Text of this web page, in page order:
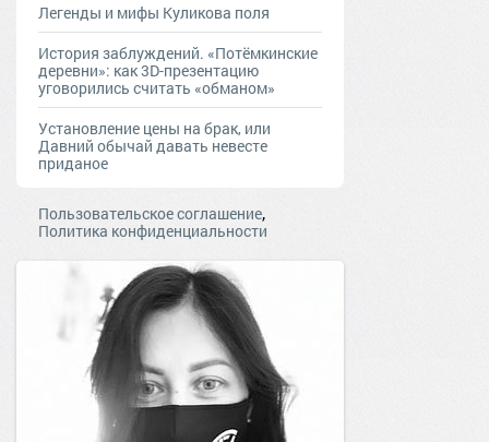
Легенды и мифы Куликова поля
История заблуждений. «Потёмкинские
деревни»: как 3D-презентацию
уговорились считать «обманом»
Установление цены на брак, или
Давний обычай давать невесте
приданое
Пользовательское соглашение,
Политика конфиденциальности